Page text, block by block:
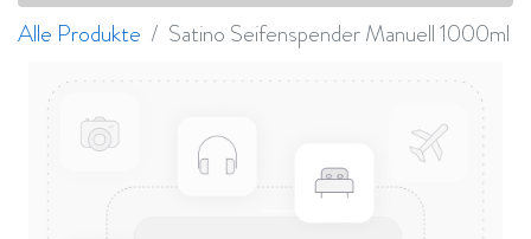
Alle Produkte Satino Seifenspender Manuell 1000ml